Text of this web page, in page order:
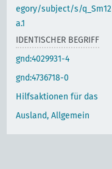
egory/subject/s/q_Sm12
a.1
IDENTISCHER BEGRIFF
gnd:4029931-4
gnd:4736718-0
Hilfsaktionen für das
Ausland, Allgemein